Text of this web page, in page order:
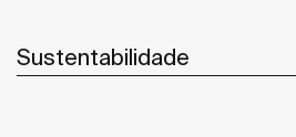
Sustentabilidade